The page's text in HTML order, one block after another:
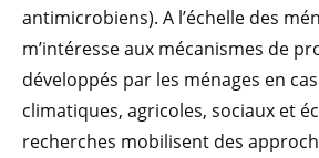
antimicrobiens). A l’échelle des
m’intéresse aux mécanismes de
développés par les ménages en
climatiques, agricoles, sociaux et
recherches mobilisent des